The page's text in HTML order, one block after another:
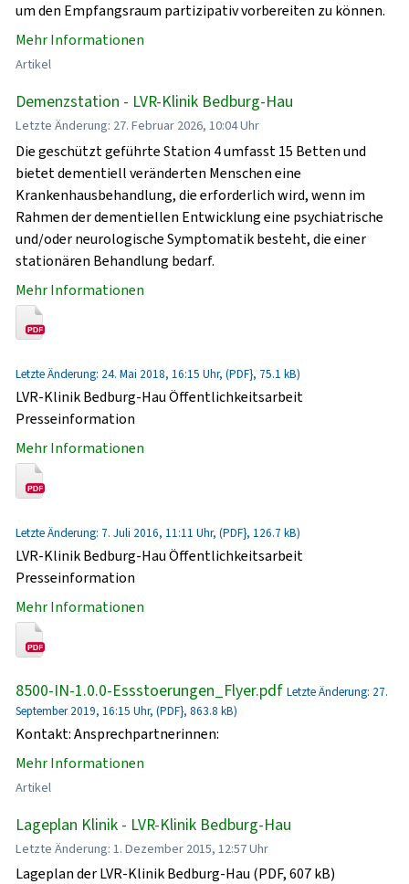
um den Empfangsraum partizipativ vorbereiten zu können.
Mehr Informationen
Artikel
Demenzstation - LVR-Klinik Bedburg-Hau
Letzte Änderung: 27. Februar 2026, 10:04 Uhr
Die geschützt geführte Station 4 umfasst 15 Betten und
bietet dementiell veränderten Menschen eine
Krankenhausbehandlung, die erforderlich wird, wenn im
Rahmen der dementiellen Entwicklung eine psychiatrische
und/oder neurologische Symptomatik besteht, die einer
stationären Behandlung bedarf.
Mehr Informationen
Letzte Änderung: 24. Mai 2018, 16:15 Uhr, (PDF}, 75.1 kB)
LVR-Klinik Bedburg-Hau Öffentlichkeitsarbeit
Presseinformation
Mehr Informationen
Letzte Änderung: 7. Juli 2016, 11:11 Uhr, (PDF}, 126.7 kB)
LVR-Klinik Bedburg-Hau Öffentlichkeitsarbeit
Presseinformation
Mehr Informationen
8500-IN-1.0.0-Essstoerungen_Flyer.pdf Letzte Änderung: 27.
September 2019, 16:15 Uhr, (PDF}, 863.8 kB)
Kontakt: Ansprechpartnerinnen:
Mehr Informationen
Artikel
Lageplan Klinik - LVR-Klinik Bedburg-Hau
Letzte Änderung: 1. Dezember 2015, 12:57 Uhr
Lageplan der LVR-Klinik Bedburg-Hau (PDF, 607 kB)